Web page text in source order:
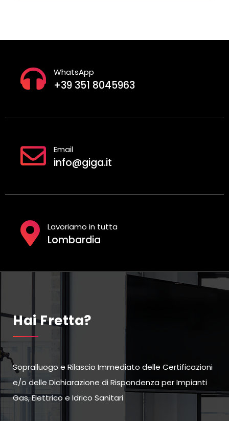
WhatsApp
+39 351 8045963
Email
info@giga.it
Lavoriamo in tutta
Lombardia
Hai Fretta?
Sopralluogo e Rilascio Immediato delle Certificazioni
e/o delle Dichiarazione di Rispondenza per Impianti
Gas, Elettrico e Idrico Sanitari